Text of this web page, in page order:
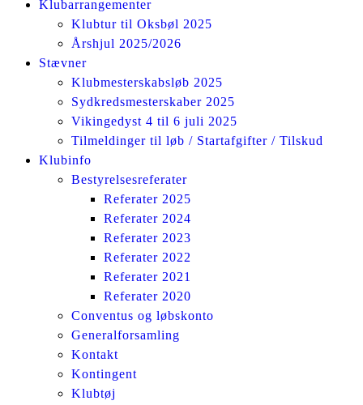
Klubarrangementer
Klubtur til Oksbøl 2025
Årshjul 2025/2026
Stævner
Klubmesterskabsløb 2025
Sydkredsmesterskaber 2025
Vikingedyst 4 til 6 juli 2025
Tilmeldinger til løb / Startafgifter / Tilskud
Klubinfo
Bestyrelsesreferater
Referater 2025
Referater 2024
Referater 2023
Referater 2022
Referater 2021
Referater 2020
Conventus og løbskonto
Generalforsamling
Kontakt
Kontingent
Klubtøj